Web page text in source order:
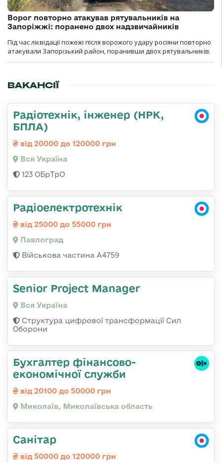
Ворог повторно атакував рятувальників на
Запоріжжі: поранено двох надзвичайників
Під час ліквідації пожежі після ворожого удару росіяни повторно
атакували Запорізький район, поранивши двох рятувальників.
ВАКАНСІЇ
Радіотехнік, інженер (НРК,
БПЛА)
від 20000 до 120000 грн
Вся Україна
123 ОБрТрО
Радіоелектротехнік
від 25000 до 55000 грн
Павлоград
Військова частина А4759
Senior Project Manager
Вся Україна
Структура цифрової трансформації Сил
Оборони
Бухгалтер фінансово-
економічної служби
від 20100 до 50000 грн
Миколаїв, Миколаївська область
Санітар
від 50000 до 120000 грн